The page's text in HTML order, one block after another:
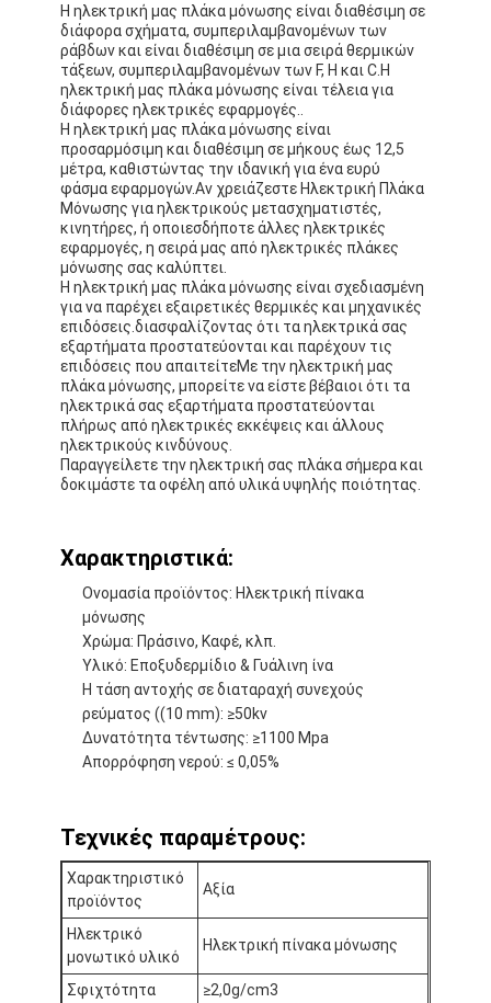
Σπίτι
Προϊόντα
Περίπου εμείς
Η ηλεκτρική μας πλάκα μόνωσης είναι διαθέσιμη σε
διάφορα σχήματα, συμπεριλαμβανομένων των
ράβδων και είναι διαθέσιμη σε μια σειρά θερμικών
τάξεων, συμπεριλαμβανομένων των F, H και C.Η
ηλεκτρική μας πλάκα μόνωσης είναι τέλεια για
διάφορες ηλεκτρικές εφαρμογές..
Η ηλεκτρική μας πλάκα μόνωσης είναι
προσαρμόσιμη και διαθέσιμη σε μήκους έως 12,5
μέτρα, καθιστώντας την ιδανική για ένα ευρύ
φάσμα εφαρμογών.Αν χρειάζεστε Ηλεκτρική Πλάκα
Μόνωσης για ηλεκτρικούς μετασχηματιστές,
κινητήρες, ή οποιεσδήποτε άλλες ηλεκτρικές
εφαρμογές, η σειρά μας από ηλεκτρικές πλάκες
μόνωσης σας καλύπτει.
Η ηλεκτρική μας πλάκα μόνωσης είναι σχεδιασμένη
για να παρέχει εξαιρετικές θερμικές και μηχανικές
επιδόσεις.διασφαλίζοντας ότι τα ηλεκτρικά σας
εξαρτήματα προστατεύονται και παρέχουν τις
επιδόσεις που απαιτείτεΜε την ηλεκτρική μας
πλάκα μόνωσης, μπορείτε να είστε βέβαιοι ότι τα
ηλεκτρικά σας εξαρτήματα προστατεύονται
πλήρως από ηλεκτρικές εκκέψεις και άλλους
ηλεκτρικούς κινδύνους.
Παραγγείλετε την ηλεκτρική σας πλάκα σήμερα και
δοκιμάστε τα οφέλη από υλικά υψηλής ποιότητας.
Χαρακτηριστικά:
Ονομασία προϊόντος: Ηλεκτρική πίνακα
μόνωσης
Χρώμα: Πράσινο, Καφέ, κλπ.
Υλικό: Εποξυδερμίδιο & Γυάλινη ίνα
Η τάση αντοχής σε διαταραχή συνεχούς
ρεύματος ((10 mm): ≥50kv
Δυνατότητα τέντωσης: ≥1100 Mpa
Απορρόφηση νερού: ≤ 0,05%
Τεχνικές παραμέτρους:
Χαρακτηριστικό
προϊόντος
Αξία
Ηλεκτρικό
μονωτικό υλικό
Ηλεκτρική πίνακα μόνωσης
Σφιχτότητα ≥2,0g/cm3